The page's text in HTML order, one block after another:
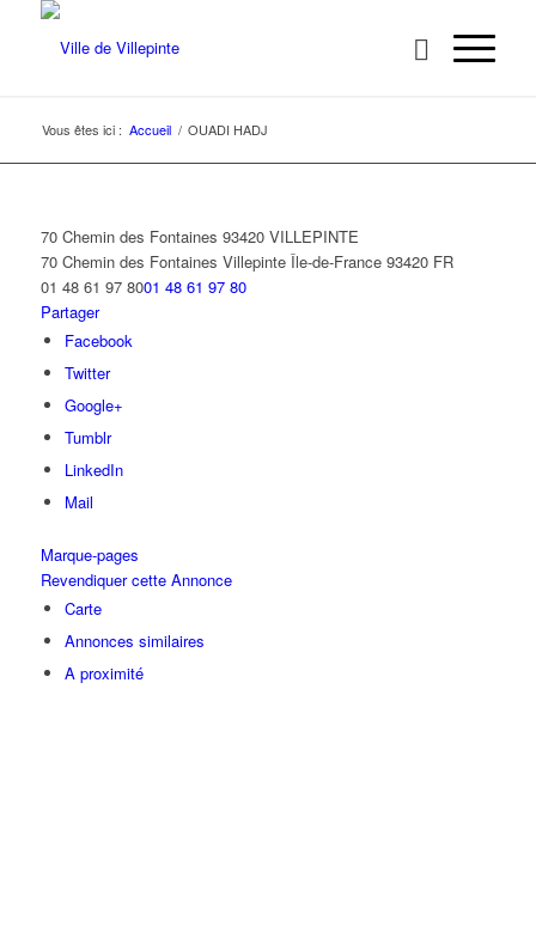
Vous êtes ici : Accueil / OUADI HADJ
70 Chemin des Fontaines 93420 VILLEPINTE
70 Chemin des Fontaines Villepinte Île-de-France 93420 FR
01 48 61 97 8001 48 61 97 80
Partager
Facebook
Twitter
Google+
Tumblr
LinkedIn
Mail
Marque-pages
Revendiquer cette Annonce
Carte
Annonces similaires
A proximité